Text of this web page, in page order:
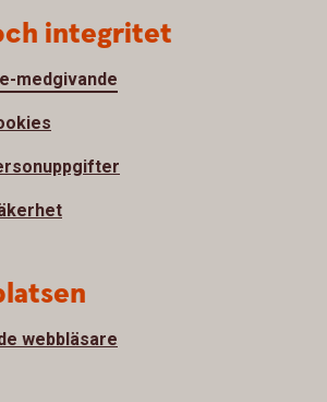
integritet
medgivande
webbläsare